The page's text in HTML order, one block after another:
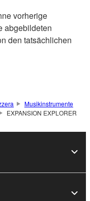
vorherige
abgebildeten
den tatsächlichen
Musikinstrumente
EXPANSION EXPLORER